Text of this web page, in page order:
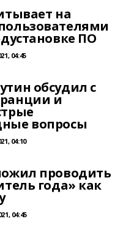
на
ПО
04:45
обсудил с
и
вопросы
04:10
проводить
года» как
04:45